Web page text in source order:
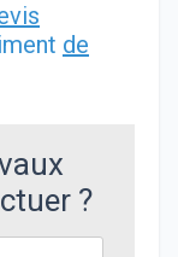
de
?